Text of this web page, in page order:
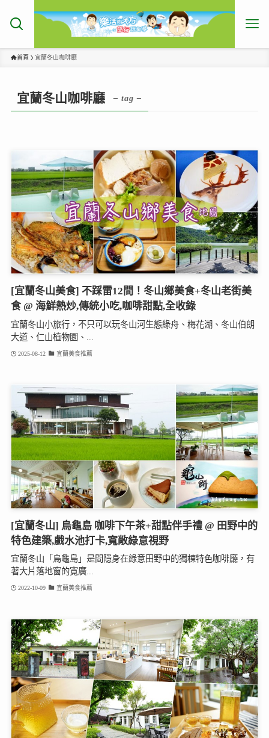
首頁 宜蘭冬山咖啡廳
宜蘭冬山咖啡廳 – tag –
[宜蘭冬山美食] 不踩雷12間！冬山鄉美食+冬山老街美
食 @ 海鮮熱炒,傳統小吃,咖啡甜點,全收錄
宜蘭冬山小旅行，不只可以玩冬山河生態綠舟、梅花湖、冬山伯朗
大道、仁山植物園、...
2025-08-12 宜蘭美食推薦
[宜蘭冬山] 烏龜島 咖啡下午茶+甜點伴手禮 @ 田野中的
特色建築,戲水池打卡,寬敞綠意視野
宜蘭冬山「烏龜島」是間隱身在綠意田野中的獨棟特色咖啡廳，有
著大片落地窗的寬廣...
2022-10-09 宜蘭美食推薦